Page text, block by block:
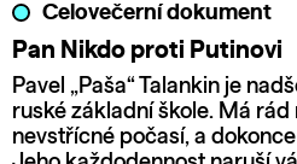
Celovečerní dokument
Pan Nikdo proti Putinovi
Pavel „Paša“ Talankin je
ruské základní škole. Má
nevstřícné počasí, a